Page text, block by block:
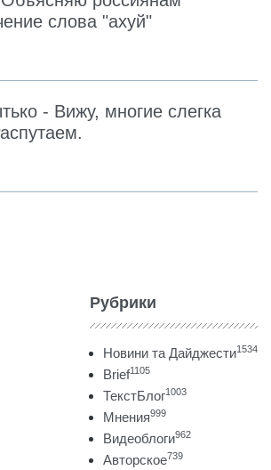
слова "ахуй"
- Вижу, многие слегка
Рубрики
Новини та Дайджести1534
Brief1105
ТекстБлог1003
Мнения999
Видеоблоги962
Авторское739